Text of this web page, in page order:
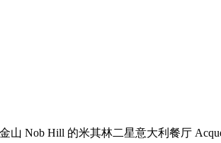
Nob Hill 的米其林二星意大利餐厅